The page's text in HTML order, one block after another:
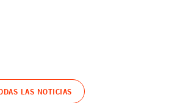
LAS NOTICIAS